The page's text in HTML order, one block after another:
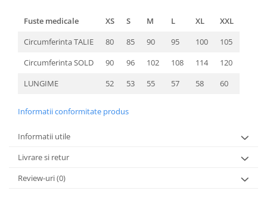
Fuste medicale XS S M L XL
XXL
Circumferinta TALIE
80 85 90 95 100
105
Circumferinta SOLD
90 96 102 108 114
120
LUNGIME
52 53 55 57 58 60
Informatii conformitate produs
Informatii utile
Livrare si retur
Review-uri(0)